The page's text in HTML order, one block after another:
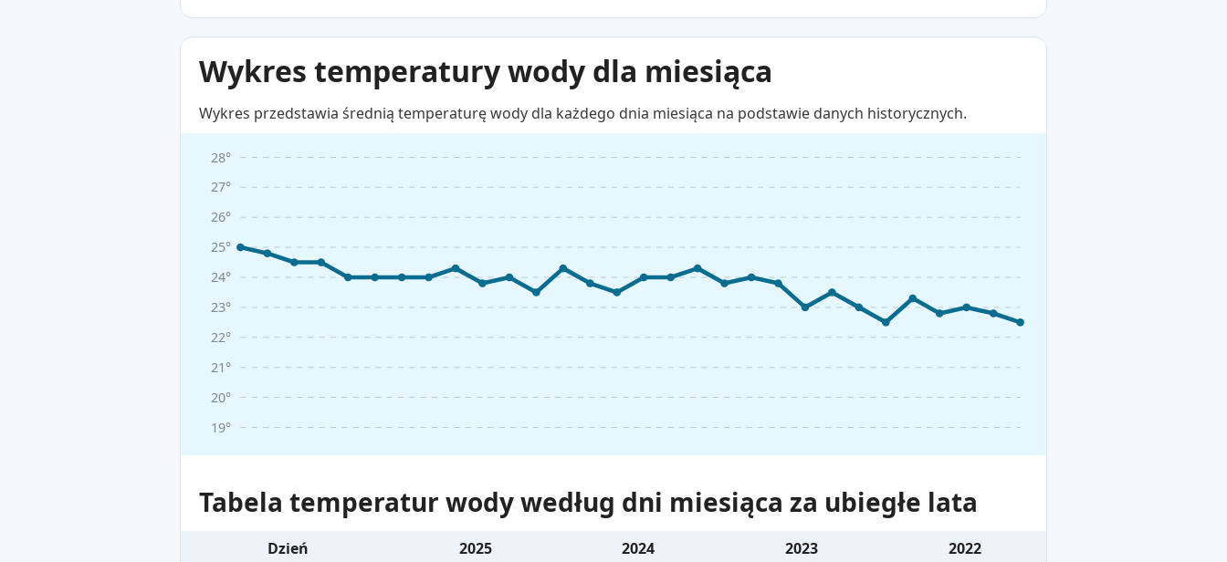
Wykres temperatury wody dla miesiąca
Wykres przedstawia średnią temperaturę wody dla każdego dnia miesiąca na podstawie danych historycznych.
19°
20°
21°
22°
23°
24°
25°
26°
27°
28°
Tabela temperatur wody według dni miesiąca za ubiegłe lata
Dzień 2025 2024 2023
2022